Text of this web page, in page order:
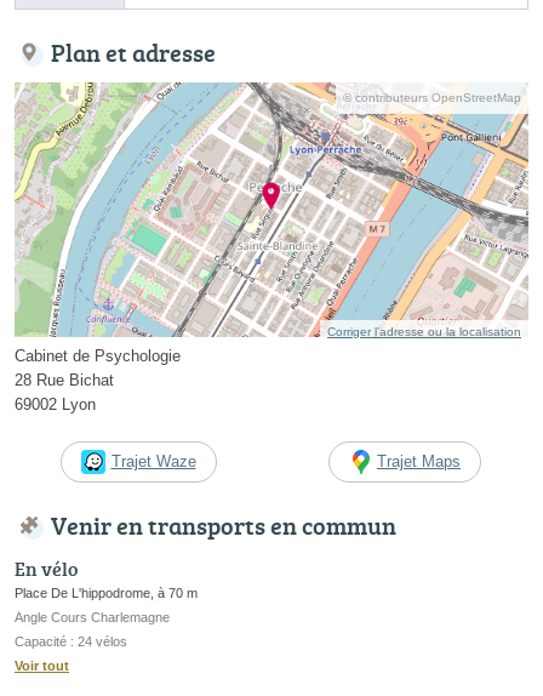
Plan et adresse
© contributeurs OpenStreetMap
Corriger l’adresse ou la localisation
Cabinet de Psychologie
28 Rue Bichat
69002 Lyon
Trajet Waze Trajet Maps
Venir en transports en commun
En vélo
Place De L'hippodrome, à 70 m
Angle Cours Charlemagne
Capacité : 24 vélos
Voir tout